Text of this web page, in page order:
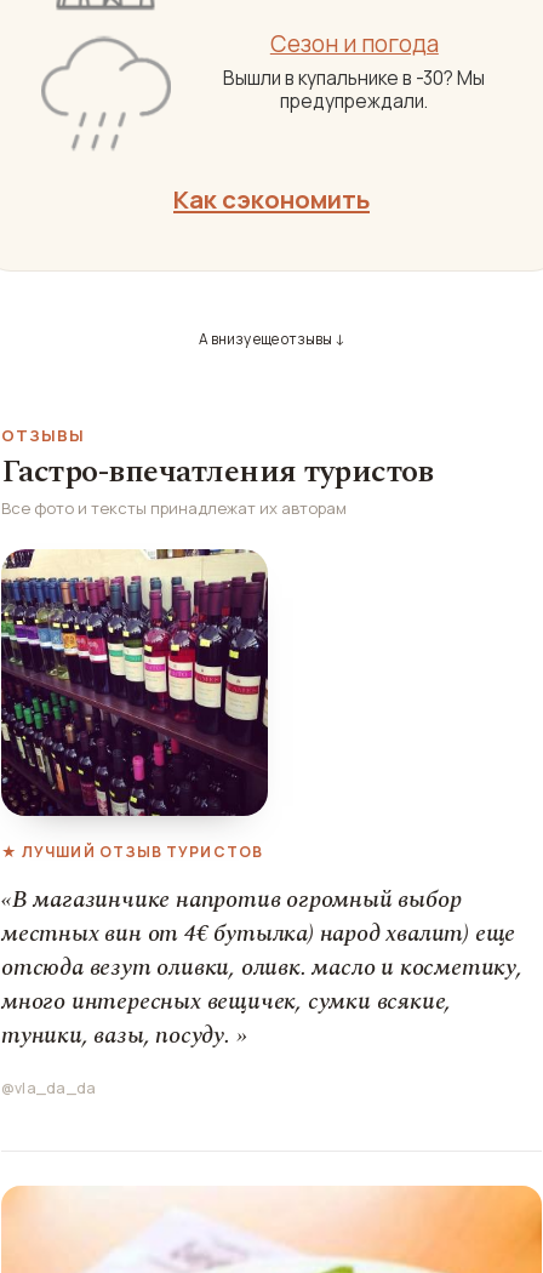
Сезон и погода
Вышли в купальнике в -30? Мы
предупреждали.
Как сэкономить
А внизу еще отзывы ↓
ОТЗЫВЫ
Гастро-впечатления туристов
Все фото и тексты принадлежат их авторам
★ ЛУЧШИЙ ОТЗЫВ ТУРИСТОВ
«В магазинчике напротив огромный выбор
местных вин от 4€ бутылка) народ хвалит) еще
отсюда везут оливки, оливк. масло и косметику,
много интересных вещичек, сумки всякие,
туники, вазы, посуду. »
@vla_da_da